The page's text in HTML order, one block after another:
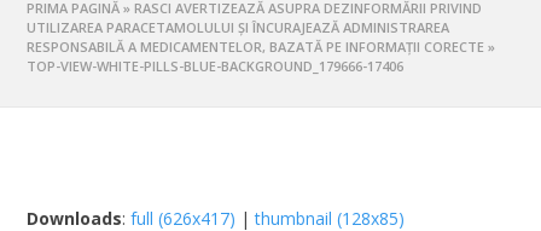
PRIMA PAGINĂ » RASCI AVERTIZEAZĂ ASUPRA DEZINFORMĂRII PRIVIND
UTILIZAREA PARACETAMOLULUI ȘI ÎNCURAJEAZĂ ADMINISTRAREA
RESPONSABILĂ A MEDICAMENTELOR, BAZATĂ PE INFORMAȚII CORECTE »
TOP-VIEW-WHITE-PILLS-BLUE-BACKGROUND_179666-17406
Downloads:full (626x417) |thumbnail (128x85)